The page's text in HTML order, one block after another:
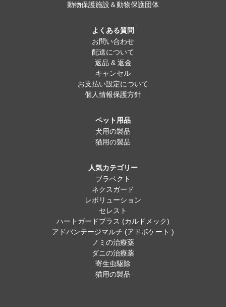
動物保護施設＆動物保護団体
よくある質問
お問い合わせ
配送について
返品 & 返金
キャンセル
お支払い設定について
個人情報保護方針
ペット用品
犬用の製品
猫用の製品
人気カテゴリー
ブラベクト
ネクスガード
レボリューション
セレスト
ハートガードプラス (カルドメック)
アドバンテージマルチ (アドボケート )
ノミの治療薬
ダニの治療薬
寄生虫駆除
猫用の製品